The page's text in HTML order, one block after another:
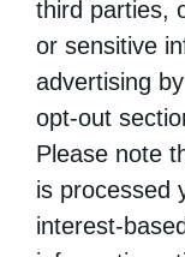
third parties,
or sensitive
advertising
opt-out
Please note
is processed
interest-
Την Πέμπτη,
φύλλο...